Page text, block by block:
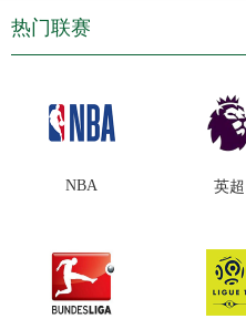
热门联赛
NBA 英超